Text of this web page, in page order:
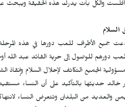
أفلست والكل بات يدرك هذه الحقيقة ويبحث
جميع الأطراف للعب دورها في هذه المرحلة
لعب دورهم للوصول إلى حرية القائد عبد
الجميع التكاتف لإحلال السلام وإنقاذ
حديثها بالتأكيد على أن النساء
والعديد من البلدان وتتعرض النساء